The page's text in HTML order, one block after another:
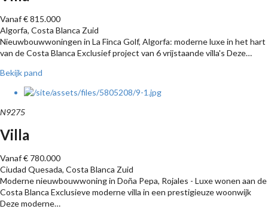
Vanaf € 815.000
Algorfa, Costa Blanca Zuid
Nieuwbouwwoningen in La Finca Golf, Algorfa: moderne luxe in het hart
van de Costa Blanca Exclusief project van 6 vrijstaande villa's Deze…
Bekijk pand
N9275
Villa
Vanaf € 780.000
Ciudad Quesada, Costa Blanca Zuid
Moderne nieuwbouwwoning in Doña Pepa, Rojales - Luxe wonen aan de
Costa Blanca Exclusieve moderne villa in een prestigieuze woonwijk
Deze moderne…